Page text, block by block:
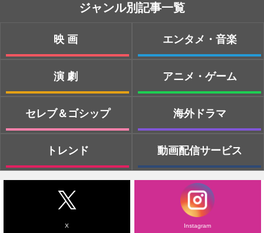
ジャンル別記事一覧
映画
演劇
セレブ＆ゴシップ
トレンド
エンタメ・音楽
アニメ・ゲーム
海外ドラマ
動画配信サービス
X Instagram